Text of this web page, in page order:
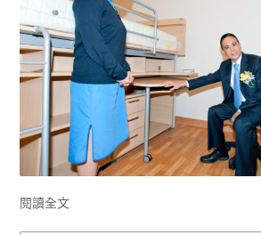
閱讀全文